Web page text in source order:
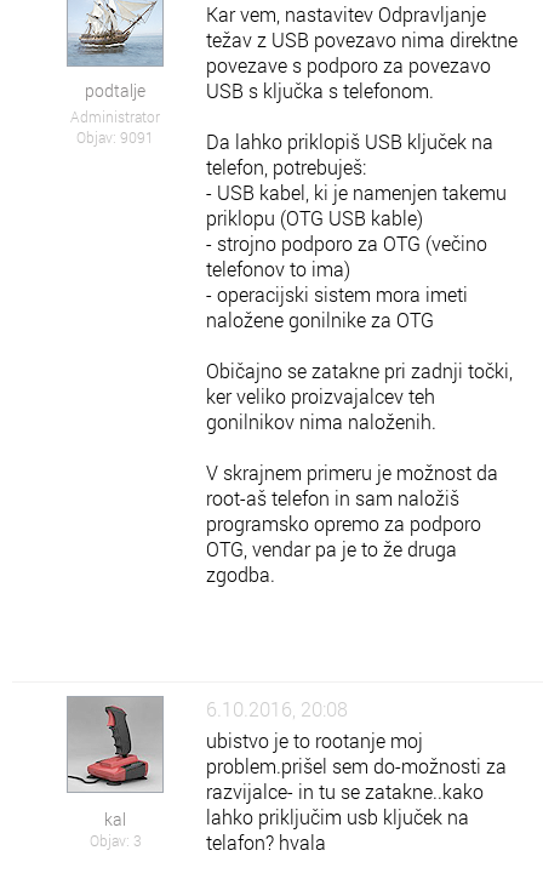
podtalje
Administrator
Objav: 9091
Kar vem, nastavitev Odpravljanje
težav z USB povezavo nima direktne
povezave s podporo za povezavo
USB s ključka s telefonom.
Da lahko priklopiš USB ključek na
telefon, potrebuješ:
- USB kabel, ki je namenjen takemu
priklopu (OTG USB kable)
- strojno podporo za OTG (večino
telefonov to ima)
- operacijski sistem mora imeti
naložene gonilnike za OTG
Običajno se zatakne pri zadnji točki,
ker veliko proizvajalcev teh
gonilnikov nima naloženih.
V skrajnem primeru je možnost da
root-aš telefon in sam naložiš
programsko opremo za podporo
OTG, vendar pa je to že druga
zgodba.
kal
Objav: 3
6.10.2016, 20:08
ubistvo je to rootanje moj
problem.prišel sem do-možnosti za
razvijalce- in tu se zatakne..kako
lahko priključim usb ključek na
telafon? hvala